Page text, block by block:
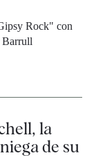
Rock" con
Barrull
la
de su